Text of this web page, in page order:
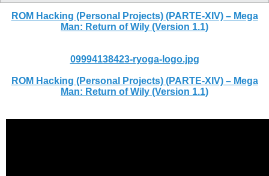
ROM Hacking (Personal Projects) (PARTE-XIV) – Mega
Man: Return of Wily (Version 1.1)
09994138423-ryoga-logo.jpg
ROM Hacking (Personal Projects) (PARTE-XIV) – Mega
Man: Return of Wily (Version 1.1)